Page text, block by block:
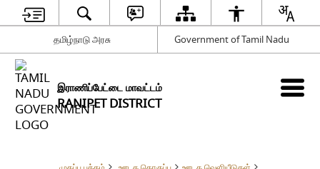
தமிழ்நாடு அரசு Government of Tamil Nadu
இராணிப்பேட்டை மாவட்டம்
RANIPET DISTRICT